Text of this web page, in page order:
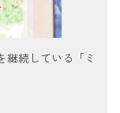
継続している「ミ